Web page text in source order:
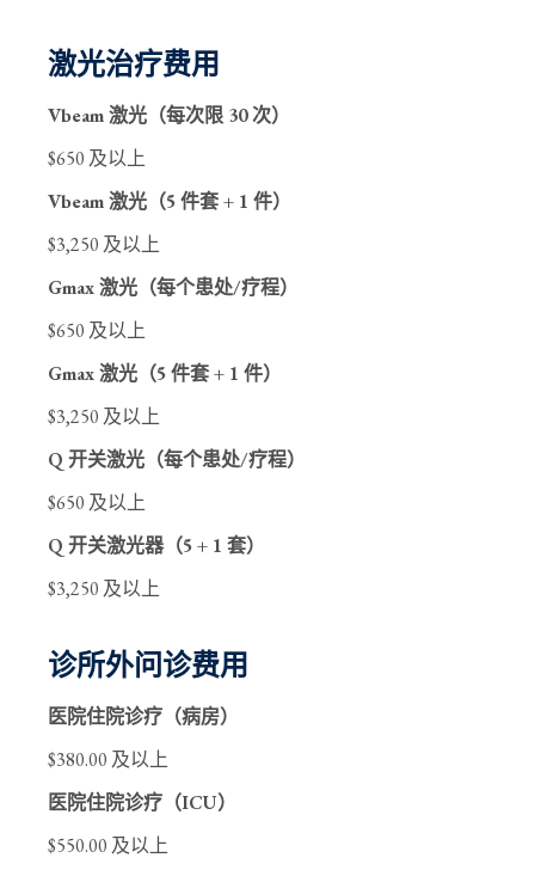
激光治疗费用
Vbeam 激光（每次限 30 次）
$650 及以上
Vbeam 激光（5 件套 + 1 件）
$3,250 及以上
Gmax 激光（每个患处/疗程）
$650 及以上
Gmax 激光（5 件套 + 1 件）
$3,250 及以上
Q 开关激光（每个患处/疗程）
$650 及以上
Q 开关激光器（5 + 1 套）
$3,250 及以上
诊所外问诊费用
医院住院诊疗（病房）
$380.00 及以上
医院住院诊疗（ICU）
$550.00 及以上